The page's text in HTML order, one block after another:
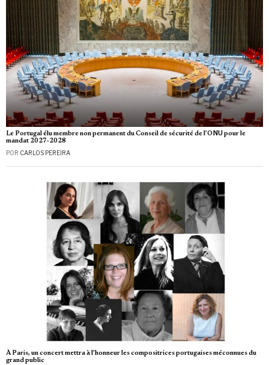
Le Portugal élu membre non permanent du Conseil de sécurité de l’ONU pour le
mandat 2027‑2028
POR CARLOS PEREIRA
À Paris, un concert mettra à l’honneur les compositrices portugaises méconnues du
grand public